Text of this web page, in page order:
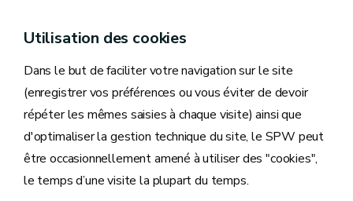
Utilisation des cookies
Dans le but de faciliter votre navigation sur le site
(enregistrer vos préférences ou vous éviter de devoir
répéter les mêmes saisies à chaque visite) ainsi que
d'optimaliser la gestion technique du site, le SPW peut
être occasionnellement amené à utiliser des "cookies",
le temps d’une visite la plupart du temps.